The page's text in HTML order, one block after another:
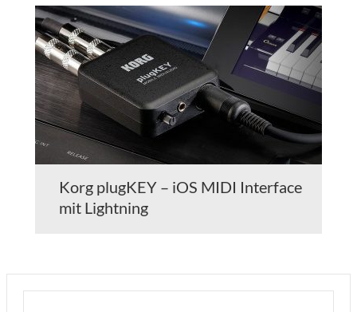
Korg plugKEY – iOS MIDI Interface
mit Lightning